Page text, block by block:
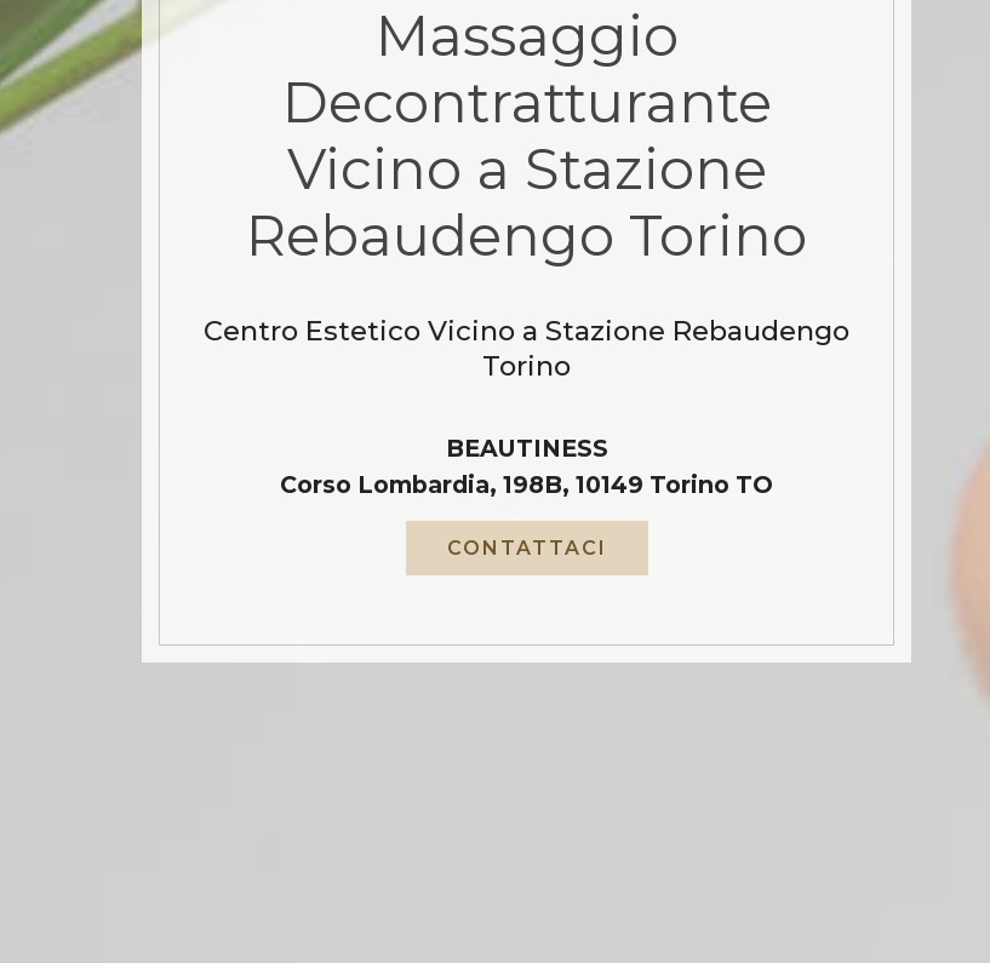
Massaggio
Decontratturante
Vicino a Stazione
Rebaudengo Torino
Centro Estetico Vicino a Stazione Rebaudengo
Torino
BEAUTINESS
Corso Lombardia, 198B, 10149 Torino TO
CONTATTACI